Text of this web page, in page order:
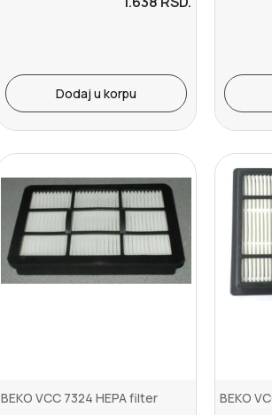
Dodaj u korpu
BEKO VCC 7324 HEPA filter BEKO